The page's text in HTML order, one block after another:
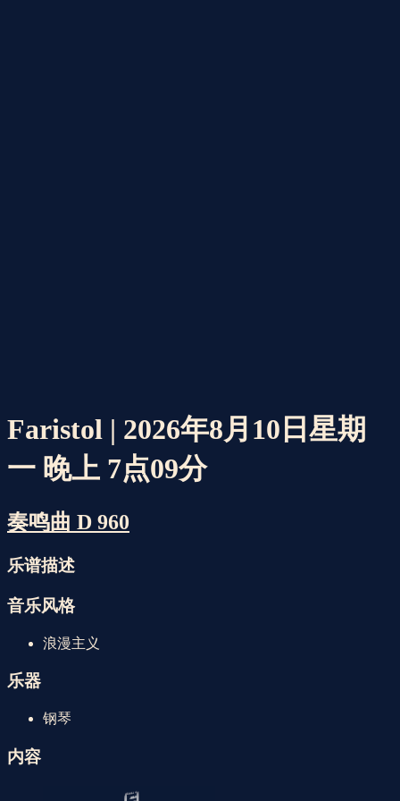
Faristol | 2026年8月10日星期
一 晚上 7点09分
奏鸣曲 D 960
乐谱描述
音乐风格
浪漫主义
乐器